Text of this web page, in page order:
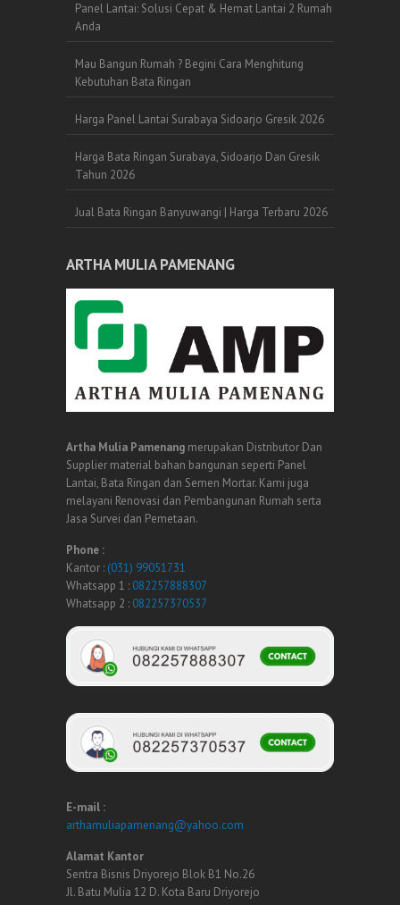
Panel Lantai: Solusi Cepat & Hemat Lantai 2 Rumah
Anda
Mau Bangun Rumah ? Begini Cara Menghitung
Kebutuhan Bata Ringan
Harga Panel Lantai Surabaya Sidoarjo Gresik 2026
Harga Bata Ringan Surabaya, Sidoarjo Dan Gresik
Tahun 2026
Jual Bata Ringan Banyuwangi | Harga Terbaru 2026
ARTHA MULIA PAMENANG
Artha Mulia Pamenang merupakan Distributor Dan
Supplier material bahan bangunan seperti Panel
Lantai, Bata Ringan dan Semen Mortar. Kami juga
melayani Renovasi dan Pembangunan Rumah serta
Jasa Survei dan Pemetaan.
Phone :
Kantor : (031) 99051731
Whatsapp 1 : 082257888307
Whatsapp 2 : 082257370537
E-mail :
arthamuliapamenang@yahoo.com
Alamat Kantor
Sentra Bisnis Driyorejo Blok B1 No.26
Jl. Batu Mulia 12 D. Kota Baru Driyorejo